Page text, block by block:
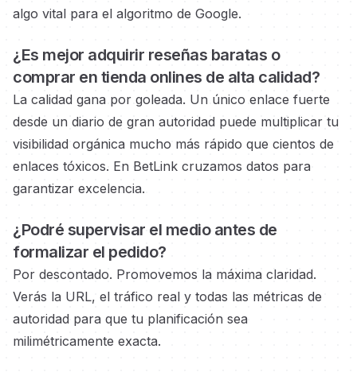
algo vital para el algoritmo de Google.
¿Es mejor adquirir reseñas baratas o
comprar en tienda onlines de alta calidad?
La calidad gana por goleada. Un único enlace fuerte
desde un diario de gran autoridad puede multiplicar tu
visibilidad orgánica mucho más rápido que cientos de
enlaces tóxicos. En BetLink cruzamos datos para
garantizar excelencia.
¿Podré supervisar el medio antes de
formalizar el pedido?
Por descontado. Promovemos la máxima claridad.
Verás la URL, el tráfico real y todas las métricas de
autoridad para que tu planificación sea
milimétricamente exacta.